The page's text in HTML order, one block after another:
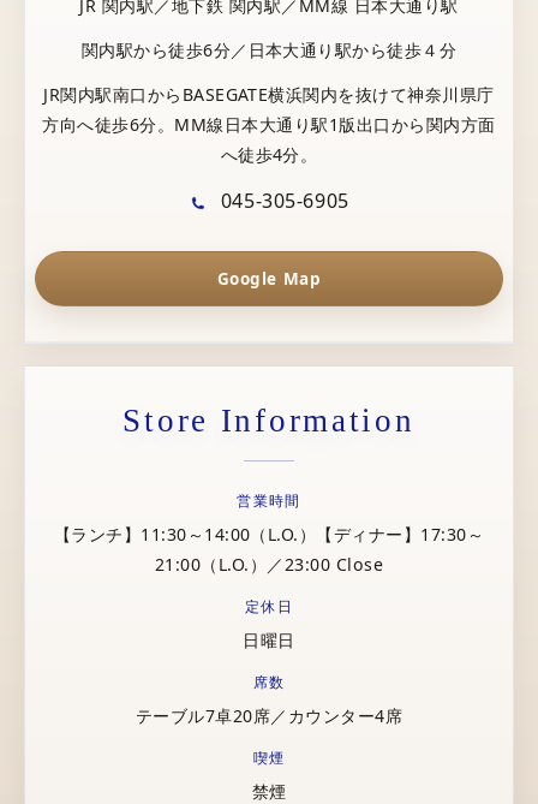
JR 関内駅／地下鉄 関内駅／MM線 日本大通り駅
関内駅から徒歩6分／日本大通り駅から徒歩４分
JR関内駅南口からBASEGATE横浜関内を抜けて神奈川県庁
方向へ徒歩6分。MM線日本大通り駅1版出口から関内方面
へ徒歩4分。
045-305-6905
Google Map
Store Information
営業時間
【ランチ】11:30～14:00（L.O.）【ディナー】17:30～
21:00（L.O.）／23:00 Close
定休日
日曜日
席数
テーブル7卓20席／カウンター4席
喫煙
禁煙